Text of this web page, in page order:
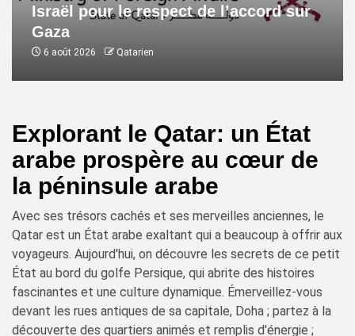
Israël pour le respect de l’accord sur
Gaza
6 août 2026 Qatarien
Explorant le Qatar: un État
arabe prospère au cœur de
la péninsule arabe
Avec ses trésors cachés et ses merveilles anciennes, le
Qatar est un État arabe exaltant qui a beaucoup à offrir aux
voyageurs. Aujourd'hui, on découvre les secrets de ce petit
État au bord du golfe Persique, qui abrite des histoires
fascinantes et une culture dynamique. Émerveillez-vous
devant les rues antiques de sa capitale, Doha ; partez à la
découverte des quartiers animés et remplis d'énergie ;